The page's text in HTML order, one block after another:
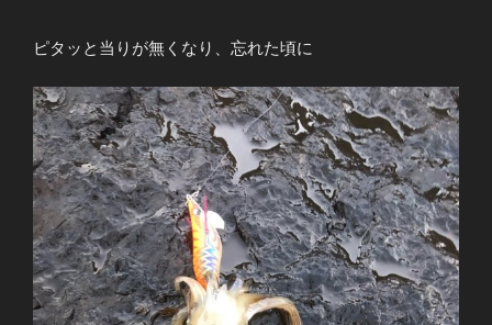
ピタッと当りが無くなり、忘れた頃に